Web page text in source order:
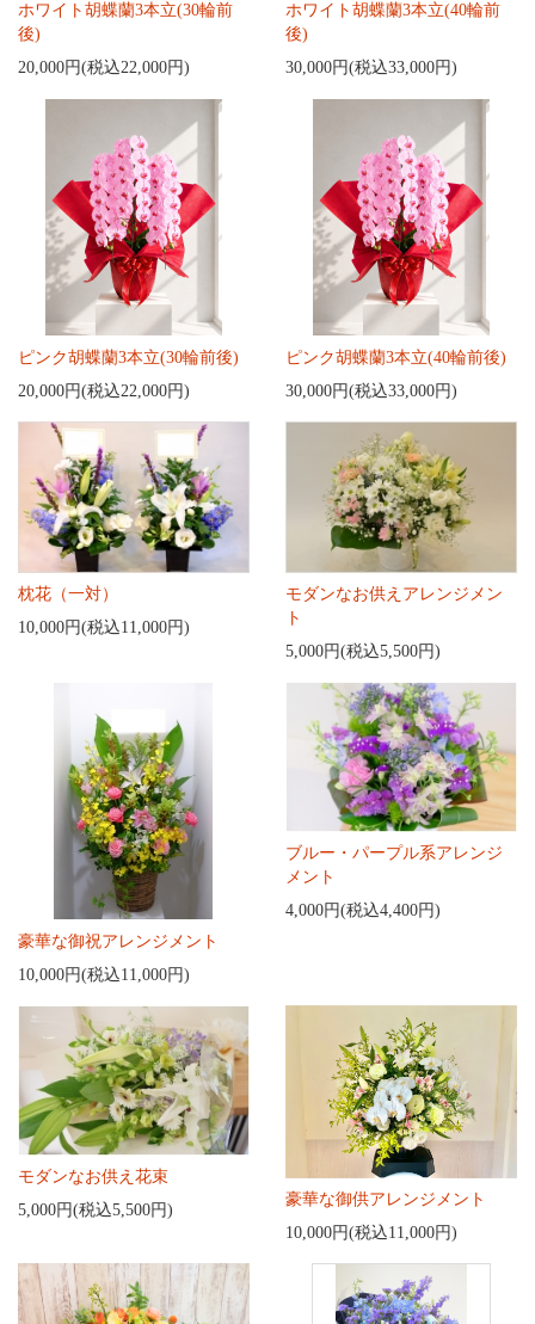
ホワイト胡蝶蘭3本立(30輪前
後)
20,000円(税込22,000円)
ホワイト胡蝶蘭3本立(40輪前
後)
30,000円(税込33,000円)
ピンク胡蝶蘭3本立(30輪前後)
20,000円(税込22,000円)
ピンク胡蝶蘭3本立(40輪前後)
30,000円(税込33,000円)
枕花（一対）
10,000円(税込11,000円)
モダンなお供えアレンジメン
ト
5,000円(税込5,500円)
豪華な御祝アレンジメント
10,000円(税込11,000円)
ブルー・パープル系アレンジ
メント
4,000円(税込4,400円)
モダンなお供え花束
5,000円(税込5,500円)
豪華な御供アレンジメント
10,000円(税込11,000円)